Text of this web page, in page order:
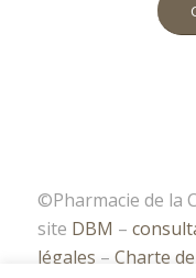
©Pharmacie de la
site DBM –
légales – Charte